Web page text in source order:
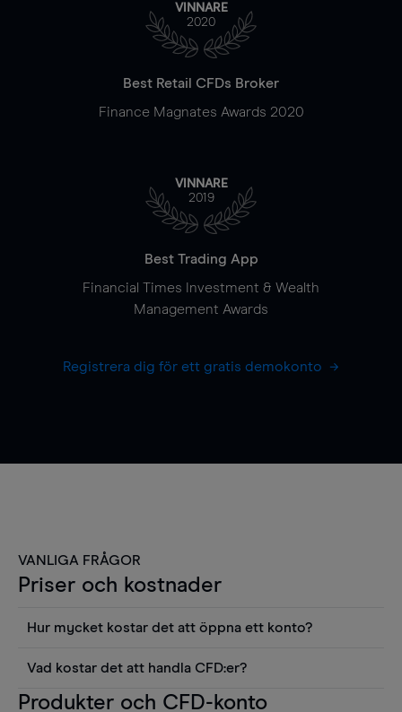
VINNARE
2020
Best Retail CFDs Broker
Finance Magnates Awards 2020
VINNARE
2019
Best Trading App
Financial Times Investment & Wealth
Management Awards
Registrera dig för ett gratis demokonto
VANLIGA FRÅGOR
Priser och kostnader
Hur mycket kostar det att öppna ett konto?
använda sådana verktyg som diagram, Reuters
Vad kostar det att handla CFD:er?
Det är en rad kostnader att tänka på när man
Produkter och CFD-konto